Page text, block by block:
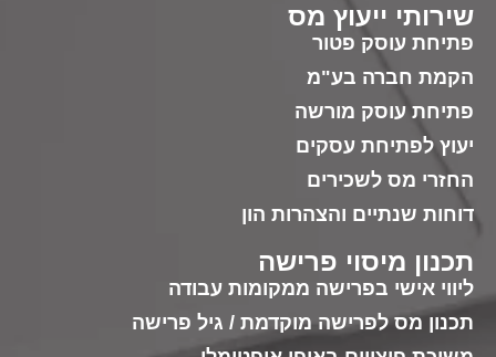
שירותי ייעוץ מס
פתיחת עוסק פטור
הקמת חברה בע"מ
פתיחת עוסק מורשה
יעוץ לפתיחת עסקים
החזרי מס לשכירים
דוחות שנתיים והצהרות הון
תכנון מיסוי פרישה
ליווי אישי בפרישה ממקומות עבודה
תכנון מס לפרישה מוקדמת / גיל פרישה